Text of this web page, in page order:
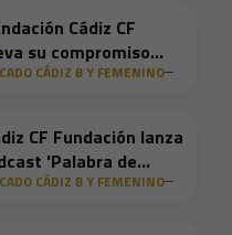
Cádiz CF
su compromiso
con la renovación de
y Nuevo Futuro
CÁDIZ B Y FEMENINO
CF Fundación lanza
'Palabra de
dentro de 'Ese Cádiz
CÁDIZ B Y FEMENINO